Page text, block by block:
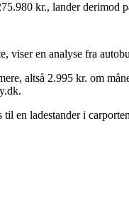
kr., lander derimod
viser en analyse fra
altså 2.995 kr. om
en ladestander i